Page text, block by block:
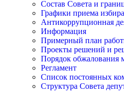
Состав Совета и
Графики приема
Антикоррупционная
Информация
Примерный план
Проекты решений и
Порядок обжалования
Регламент
Список постоянных
Структура Совета